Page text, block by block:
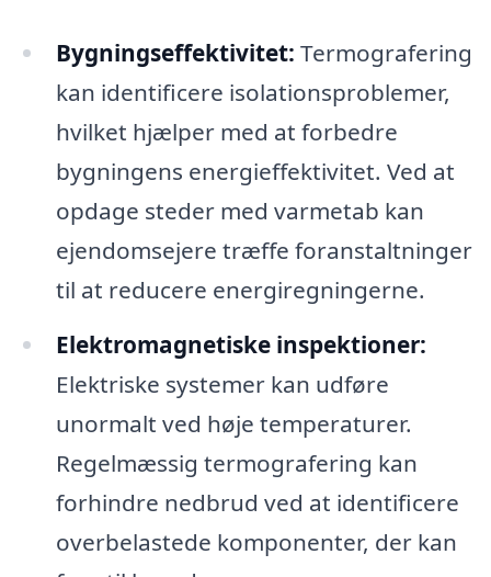
Bygningseffektivitet: Termografering
kan identificere isolationsproblemer,
hvilket hjælper med at forbedre
bygningens energieffektivitet. Ved at
opdage steder med varmetab kan
ejendomsejere træffe foranstaltninger
til at reducere energiregningerne.
Elektromagnetiske inspektioner:
Elektriske systemer kan udføre
unormalt ved høje temperaturer.
Regelmæssig termografering kan
forhindre nedbrud ved at identificere
overbelastede komponenter, der kan